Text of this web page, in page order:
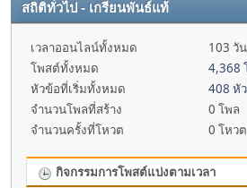
สถิติทั่วไป - เกรียนพันธ์แท้
เวลาออนไลน์ทั้งหมด
103 วั
โพสต์ทั้งหมด
4,368
หัวข้อที่เริ่มทั้งหมด
408 หั
จำนวนโพลที่สร้าง
0 โพล
จำนวนครั้งที่โหวต
0 โหวต
กิจกรรมการโพสต์แบ่งตามเวลา